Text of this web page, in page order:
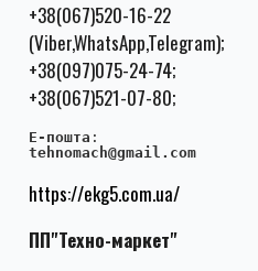
+38(067)520-16-22
(Viber,WhatsApp,Telegram);
+38(097)075-24-74;
+38(067)521-07-80;
E-пошта :
tehnomach@gmail.com
https://ekg5.com.ua/
ПП"Техно-маркет"